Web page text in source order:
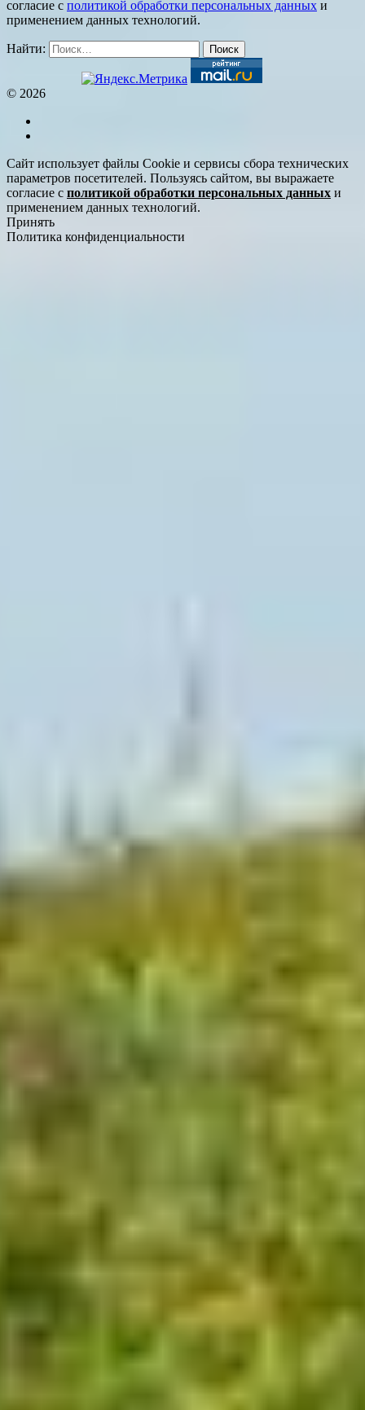
согласие с политикой обработки персональных данных и
применением данных технологий.
Найти:
© 2026
Сайт использует файлы Cookie и сервисы сбора технических
параметров посетителей. Пользуясь сайтом, вы выражаете
согласие с политикой обработки персональных данных и
применением данных технологий.
Принять
Политика конфиденциальности